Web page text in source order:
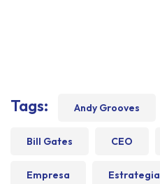
Tags: Andy Grooves
Bill Gates CEO
Empresa Estrategia